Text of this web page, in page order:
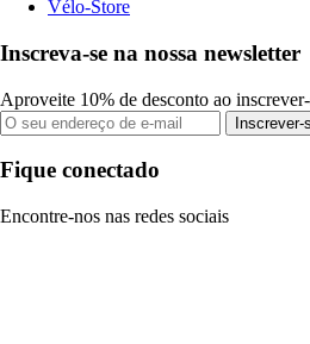
Vélo-Store
Inscreva-se na nossa newsletter
Aproveite 10% de desconto ao
Inscrever-
Fique conectado
Encontre-nos nas redes sociais